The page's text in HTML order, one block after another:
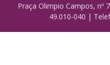
Praça Olimpio Campos, nº
49.010-040 |